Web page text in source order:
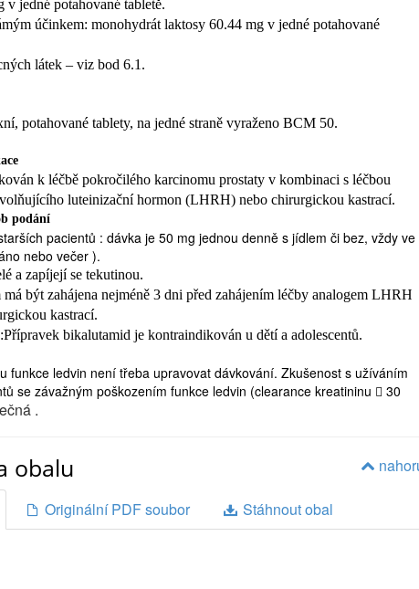
po chirurgické kastraci.
POZORNOST, NEŽ ZAČNETE PŘÍPRAVEK BIKAUK
50 MG
na bikalutamid nebo na kteroukoli další složku tohoto
podán dítěti nebo adolescentovi
(proti senné rýmě nebo alergii) nebo cisaprid (při
a pálení žáhy)
při použití přípravku BIKAUK 50 MG je zapotřebí
s játry. Lékař může rozhodnout o provádění krevních testů
užívání tohoto přípravku.
bikalutamidem v kombinaci s analogy LHRH může ovlivnit
Může být potřeba upravit Vaši dávku inzulínu nebo
z výše uvedeného a ještě jste neinformoval lékaře,
jedné potahované tabletě.
účinkem: monohydrát laktosy 60.44 mg v jedné potahované
látek – viz bod 6.1.
potahované tablety, na jedné straně vyraženo BCM 50.
k léčbě pokročilého karcinomu prostaty v kombinaci s léčbou
luteinizační hormon (LHRH) nebo chirurgickou kastrací.
podání
pacientů : dávka je 50 mg jednou denně s jídlem či bez, vždy ve
nebo večer ).
a zapíjejí se tekutinou.
být zahájena nejméně 3 dni před zahájením léčby analogem LHRH
kastrací.
:Přípravek bikalutamid je kontraindikován u dětí a adolescentů.
funkce ledvin není třeba upravovat dávkování. Zkušenost s užíváním
se závažným poškozením funkce ledvin (clearance kreatininu  30
.
těžkým a těžkým poškozením funkce jater může dojít ke
4.4).
u žen a dětí (viz bod 4.6).Bikalutamid nesmí být podáván
objevila alergická reakce na léčivou látku nebo na jakoukoliv
přípravku uvedenou v bodě 6.1.
obalu
Originální PDF soubor Stáhnout obal